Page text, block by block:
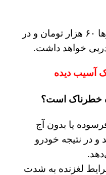
انجام همین تخلف در سایر شهرها ۶۰ هزار تومان و در
آسیب دیده
خطرناک است؟
یا بدون آج
و در نتیجه خودرو
لغزنده به شدت